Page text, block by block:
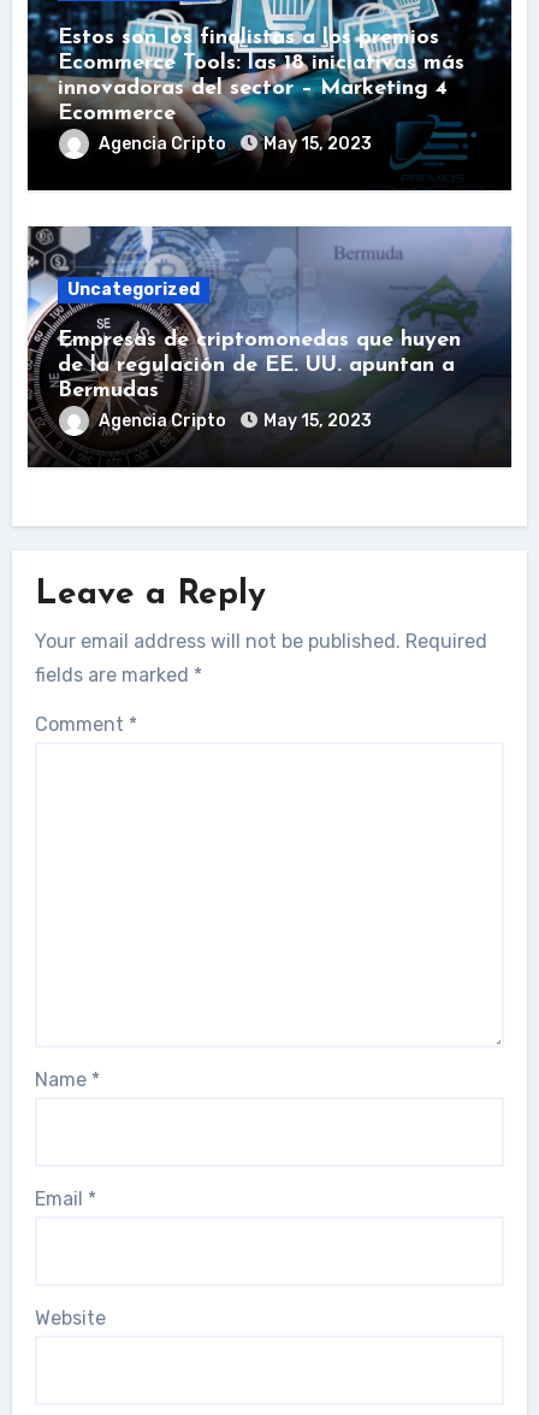
Estos son los finalistas a los premios
Ecommerce Tools: las 18 iniciativas más
innovadoras del sector – Marketing 4
Ecommerce
Agencia Cripto May 15, 2023
Uncategorized
Empresas de criptomonedas que huyen
de la regulación de EE. UU. apuntan a
Bermudas
Agencia Cripto May 15, 2023
Leave a Reply
Your email address will not be published. Required
fields are marked *
Comment *
Name *
Email *
Website